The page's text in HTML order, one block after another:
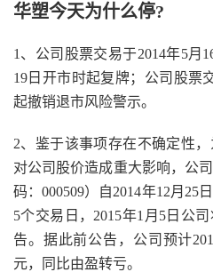
华塑今天为什么停?
1、公司股票交易于2014年5月
19日开市时起复牌；公司股票
起撤销退市风险警示。
2、鉴于该事项存在不确定性
对公司股价造成重大影响，公
码：000509）自2014年12月25
5个交易日，2015年1月5日公
告。据此前公告，公司预计
元，同比由盈转亏。